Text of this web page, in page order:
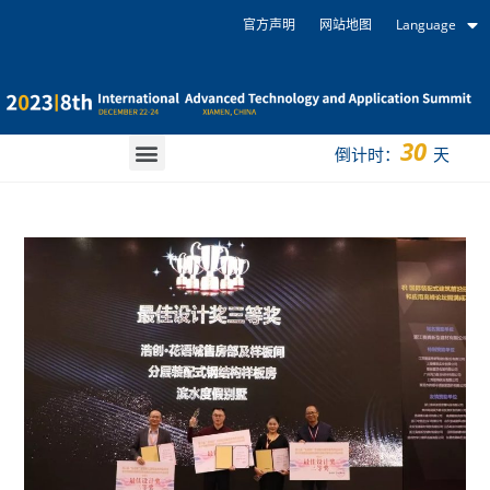
官方声明 网站地图 Language
倒计时： 30 天